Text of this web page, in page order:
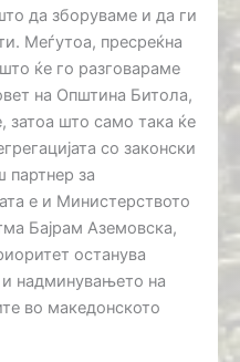
да зборуваме и да ги
Меѓутоа, пресреќна
ќе го разговараме
на Општина Битола,
затоа што само така ќе
со законски
за
е и Министерството
Бајрам Аземовска,
останува
и надминувањето на
во македонското